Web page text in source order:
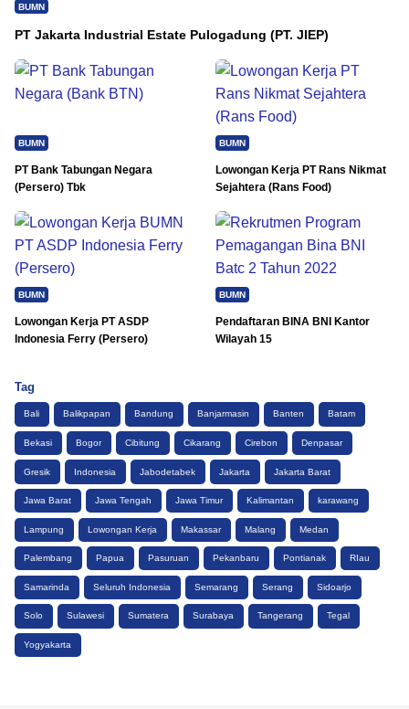
BUMN
PT Jakarta Industrial Estate Pulogadung (PT. JIEP)
BUMN
PT Bank Tabungan Negara
(Persero) Tbk
BUMN
Lowongan Kerja PT Rans Nikmat
Sejahtera (Rans Food)
BUMN
Lowongan Kerja PT ASDP
Indonesia Ferry (Persero)
BUMN
Pendaftaran BINA BNI Kantor
Wilayah 15
Tag
Bali Balikpapan Bandung Banjarmasin Banten Batam
Bekasi Bogor Cibitung Cikarang Cirebon Denpasar
Gresik Indonesia Jabodetabek Jakarta Jakarta Barat
Jawa Barat Jawa Tengah Jawa Timur Kalimantan karawang
Lampung Lowongan Kerja Makassar Malang Medan
Palembang Papua Pasuruan Pekanbaru Pontianak RIau
Samarinda Seluruh Indonesia Semarang Serang Sidoarjo
Solo Sulawesi Sumatera Surabaya Tangerang Tegal
Yogyakarta